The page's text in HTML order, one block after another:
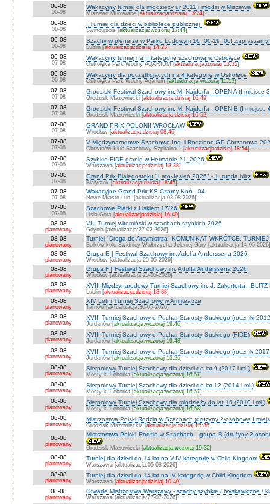
06-08
06-08
Wakacyjny turniej dla młodzieży ur 2011 i młodsi w Miszewie
Miszewo Murowane [aktualizacja:dzisiaj 13:24]
06-08
06-08
I Turniej dla dzieci w bibliotece publicznej
Świnoujście [aktualizacja:wczoraj 17:44]
06-08
06-08
Szachy w plenerze w Parku Ludowym 16_00-19_00! Zapraszamy!
Lublin [aktualizacja:dzisiaj 14:23]
06-08
07-08
Wakacyjny turniej na II kategorię szachową w Ostrołęce
Ostrołęka Park Wodny AQARIUM [aktualizacja:dzisiaj 13:35]
06-08
06-08
Wakacyjny dla początkujących na 4 kategorię w Ostrołęce
Ostrołęka Park Wodny Aqarium [aktualizacja:wczoraj 11:13]
07-08
07-08
Grodziski Festiwal Szachowy im. M. Najdorfa - OPEN A (I miejsce
Grodzisk Mazowiecki [aktualizacja:dzisiaj 16:49]
07-08
07-08
Grodziski Festiwal Szachowy im. M. Najdorfa - OPEN B (I miejsce
Grodzisk Mazowiecki [aktualizacja:dzisiaj 16:52]
07-08
07-08
GRAND PRIX POLONII WROCŁAW
Wrocław [aktualizacja:dzisiaj 08:46]
07-08
07-08
V Międzynarodowe Szachowe Ind. i Rodzinne GP Chrzanowa
Chrzanów Klub Szachowy Szpitalna 1 [aktualizacja:dzisiaj 18:54]
07-08
07-08
Szybkie FIDE granie w Hetmanie 21_2026
Warszawa [aktualizacja:dzisiaj 18:38]
07-08
07-08
Grand Prix Białegostoku "Lato-Jesień 2026" - 1. runda blitz
Białystok [aktualizacja:dzisiaj 18:45]
07-08
07-08
Wakacyjne Grand Prix KS Czarny Koń - 04
Nowe Miasto Lub. [aktualizacja:03-08-2026]
07-08
07-08
Szachowe Piątki z Liskiem 17/26
Lisia Góra [aktualizacja:dzisiaj 16:49]
08-08
planowany
VIII Turniej witomiński w szachach szybkich 2026
Gdynia [aktualizacja:27-02-2026]
08-08
planowany
Turniej "Droga do Arcymistrza" KOMUNIKAT WKRÓTCE.
Bolków koło Świdnicy Wałbrzycha Jeleniej Góry [aktualizacja:14-05-2026]
08-08
planowany
Grupa E | Festiwal Szachowy im. Adolfa Anderssena 2026
Wrocław [aktualizacja:25-05-2026]
08-08
planowany
Grupa F | Festiwal Szachowy im. Adolfa Anderssena 2026
Wrocław [aktualizacja:25-05-2026]
08-08
planowany
XVIII Międzynarodowy Turniej Szachowy im. J. Zukertorta -
Lublin [aktualizacja:dzisiaj 18:38]
08-08
planowany
XIV Letni Turniej Szachowy w Amfiteatrze
Tarnów [aktualizacja:30-05-2026]
08-08
planowany
XVIII Turniej Szachowy o Puchar Starosty Suskiego (roczniki
Jordanów [aktualizacja:wczoraj 19:46]
08-08
planowany
XVIII Turniej Szachowy o Puchar Starosty Suskiego (FIDE)
Jordanów [aktualizacja:wczoraj 19:43]
08-08
planowany
XVIII Turniej Szachowy o Puchar Starosty Suskiego (rocznik 2017
Jordanów [aktualizacja:wczoraj 13:26]
08-08
planowany
Sierpniowy Turniej Szachowy dla dzieci do lat 9 (2017 i mł.)
Mosty k. Lęborka [aktualizacja:wczoraj 16:57]
08-08
planowany
Sierpniowy Turniej Szachowy dla dzieci do lat 12 (2014 i mł.)
Mosty k. Lęborka [aktualizacja:wczoraj 16:57]
08-08
planowany
Sierpniowy Turniej Szachowy dla młodzieży do lat 16 (2010 i mł.)
Mosty k. Lęborka [aktualizacja:wczoraj 16:58]
08-08
planowany
Mistrzostwa Polski Rodzin w Szachach (drużyny 2-osobowe I
Grodzisk Mazowieckiz [aktualizacja:dzisiaj 15:36]
08-08
planowany
Mistrzostwa Polski Rodzin w Szachach - grupa B (drużyny 2-
Grodzisk Mazowiecki [aktualizacja:wczoraj 19:32]
08-08
planowany
Turniej dla dzieci do 14 lat na V-IV kategorię w Child Kingdom
Warszawa [aktualizacja:05-08-2026]
08-08
planowany
Turniej dla dzieci do 14 lat na IV kategorię w Child Kingdom
Warszawa [aktualizacja:dzisiaj 10:40]
08-08
planowany
Otwarte Mistrzostwa Warszawy - szachy szybkie / błyskawiczne /
Warszawa [aktualizacja:27-07-2026]